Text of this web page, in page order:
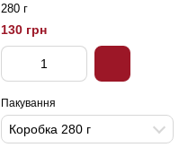
280 г
130 грн
Пакування
Коробка 280 г